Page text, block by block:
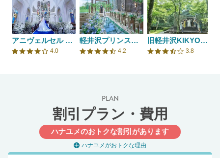
アニヴェルセル 長野
口コミ評価
4.0
軽井沢プリンスホテル フォレスターナ軽井沢
口コミ評価
4.2
旧軽井沢KIKYOキュリオ・コレクションbyヒルトン
口コミ評価
3.8
PLAN
割引プラン・費用
ハナユメのおトクな割引があります
ハナユメがおトクな理由